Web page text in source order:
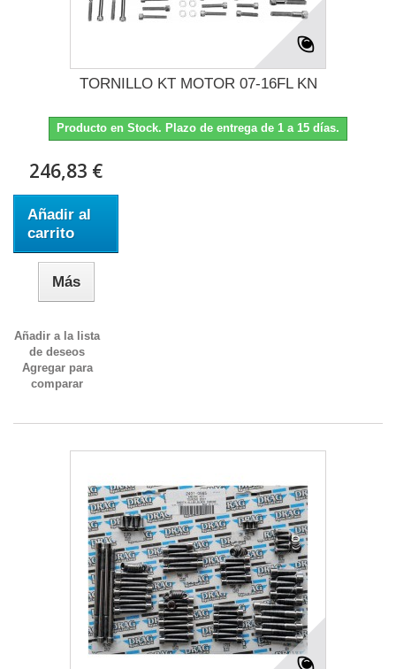
TORNILLO KT MOTOR 07-16FL KN
Producto en Stock. Plazo de entrega de 1 a 15 días.
246,83 €
Añadir al
carrito
Más
Añadir a la lista
de deseos
Agregar para
comparar